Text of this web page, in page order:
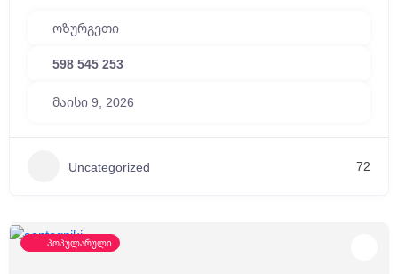
ოზურგეთი
598 545 253
მაისი 9, 2026
Uncategorized 72
პოპულარული